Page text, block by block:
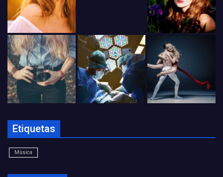
Etiquetas
Música